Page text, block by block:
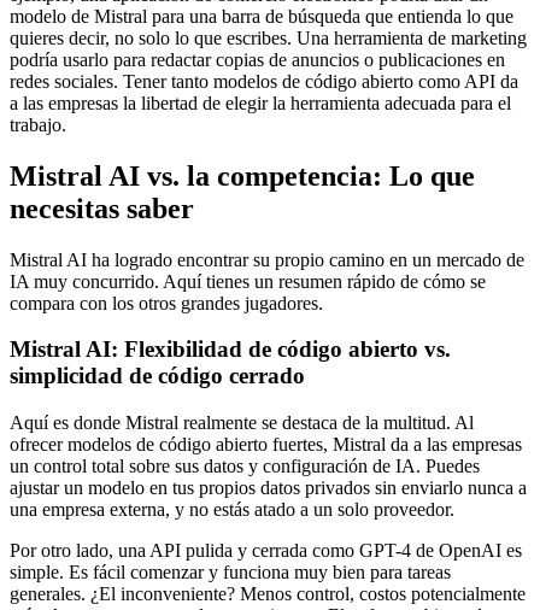
modelo de Mistral para una barra de búsqueda que entienda lo que
quieres decir, no solo lo que escribes. Una herramienta de marketing
podría usarlo para redactar copias de anuncios o publicaciones en
redes sociales. Tener tanto modelos de código abierto como API da
a las empresas la libertad de elegir la herramienta adecuada para el
trabajo.
Mistral AI vs. la competencia: Lo que
necesitas saber
Mistral AI ha logrado encontrar su propio camino en un mercado de
IA muy concurrido. Aquí tienes un resumen rápido de cómo se
compara con los otros grandes jugadores.
Mistral AI: Flexibilidad de código abierto vs.
simplicidad de código cerrado
Aquí es donde Mistral realmente se destaca de la multitud. Al
ofrecer modelos de código abierto fuertes, Mistral da a las empresas
un control total sobre sus datos y configuración de IA. Puedes
ajustar un modelo en tus propios datos privados sin enviarlo nunca a
una empresa externa, y no estás atado a un solo proveedor.
Por otro lado, una API pulida y cerrada como GPT-4 de OpenAI es
simple. Es fácil comenzar y funciona muy bien para tareas
generales. ¿El inconveniente? Menos control, costos potencialmente